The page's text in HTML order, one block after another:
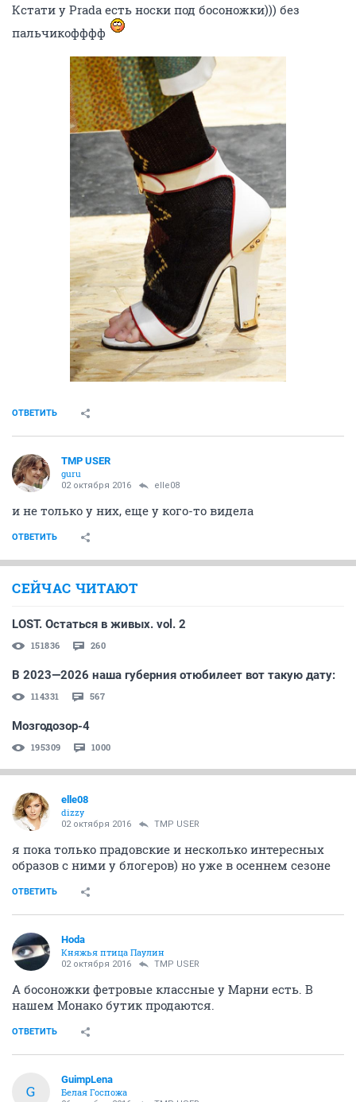
Кстати у Prada есть носки под босоножки))) без
пальчикофффф
ОТВЕТИТЬ
TMP USER
guru
02 октября 2016 elle08
и не только у них, еще у кого-то видела
ОТВЕТИТЬ
СЕЙЧАС ЧИТАЮТ
LOST. Остаться в живых. vol. 2
151836 260
В 2023—2026 наша губерния отюбилеет вот такую дату:
114331 567
Мозгодозор-4
195309 1000
elle08
dizzy
02 октября 2016 TMP USER
я пока только прадовские и несколько интересных
образов с ними у блогеров) но уже в осеннем сезоне
ОТВЕТИТЬ
Hoda
Княжья птица Паулин
02 октября 2016 TMP USER
А босоножки фетровые классные у Марни есть. В
нашем Монако бутик продаются.
ОТВЕТИТЬ
G
GuimpLena
Белая Госпожа